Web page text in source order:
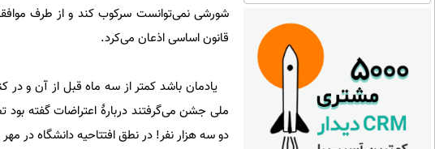
شورشی نمی‌توانست سرکوب کند و از طرف
قانون اساسی اذعان می‌کرد.
ملی جشن می‌گرفتند دربارۀ اعتراضات گفته بود
دو سه هزار نفر! در نطق افتتاحیه دانشگاه در مهر 57 هم اشاره صریح نکرد.